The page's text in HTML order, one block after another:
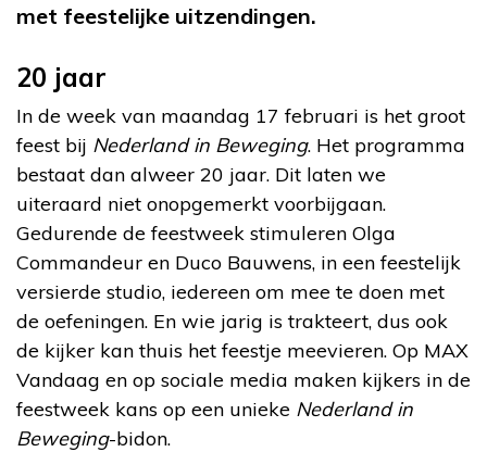
met feestelijke uitzendingen.
20 jaar
In de week van maandag 17 februari is het groot
feest bij Nederland in Beweging. Het programma
bestaat dan alweer 20 jaar. Dit laten we
uiteraard niet onopgemerkt voorbijgaan.
Gedurende de feestweek stimuleren Olga
Commandeur en Duco Bauwens, in een feestelijk
versierde studio, iedereen om mee te doen met
de oefeningen. En wie jarig is trakteert, dus ook
de kijker kan thuis het feestje meevieren. Op MAX
Vandaag en op sociale media maken kijkers in de
feestweek kans op een unieke Nederland in
Beweging-bidon.